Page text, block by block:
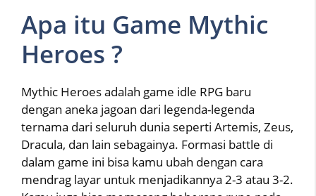
Apa itu Game Mythic
Heroes ?
Mythic Heroes adalah game idle RPG baru
dengan aneka jagoan dari legenda-legenda
ternama dari seluruh dunia seperti Artemis, Zeus,
Dracula, dan lain sebagainya. Formasi battle di
dalam game ini bisa kamu ubah dengan cara
mendrag layar untuk menjadikannya 2-3 atau 3-2.